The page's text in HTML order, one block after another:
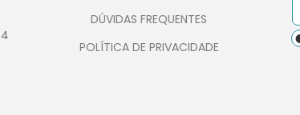
DÚVIDAS FREQUENTES
POLÍTICA DE PRIVACIDADE